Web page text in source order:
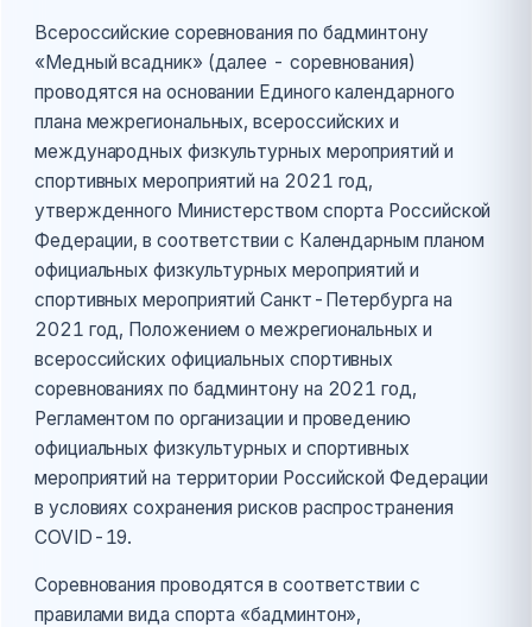
Всероссийские соревнования по бадминтону
«Медный всадник» (далее - соревнования)
проводятся на основании Единого календарного
плана межрегиональных, всероссийских и
международных физкультурных мероприятий и
спортивных мероприятий на 2021 год,
утвержденного Министерством спорта Российской
Федерации, в соответствии с Календарным планом
официальных физкультурных мероприятий и
спортивных мероприятий Санкт-Петербурга на
2021 год, Положением о межрегиональных и
всероссийских официальных спортивных
соревнованиях по бадминтону на 2021 год,
Регламентом по организации и проведению
официальных физкультурных и спортивных
мероприятий на территории Российской Федерации
в условиях сохранения рисков распространения
COVID-19.
Соревнования проводятся в соответствии с
правилами вида спорта «бадминтон»,